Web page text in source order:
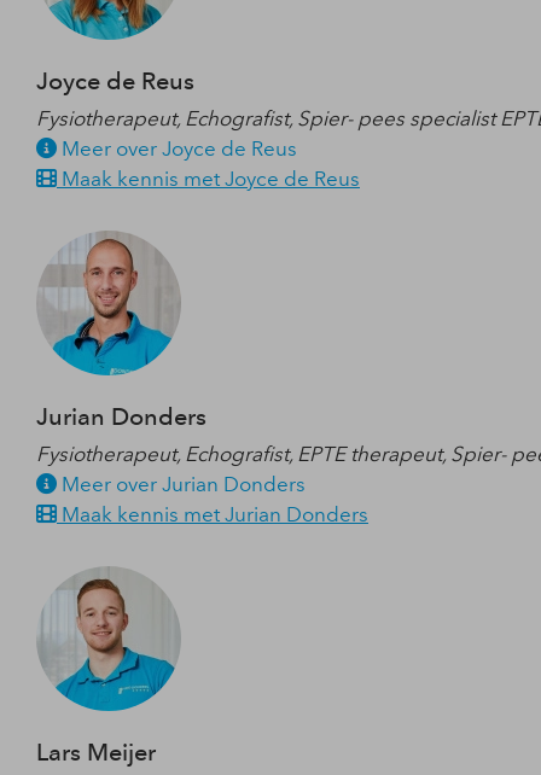
Joyce de Reus
Fysiotherapeut, Echografist, Spier- pees specialist
Meer over Joyce de Reus
Maak kennis met Joyce de Reus
Jurian Donders
Fysiotherapeut, Echografist, EPTE therapeut, Spier-
Meer over Jurian Donders
Maak kennis met Jurian Donders
Lars Meijer